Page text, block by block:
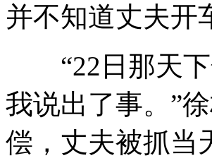
并不知道丈夫开
“22日那天下
我说出了事。”
偿，丈夫被抓当